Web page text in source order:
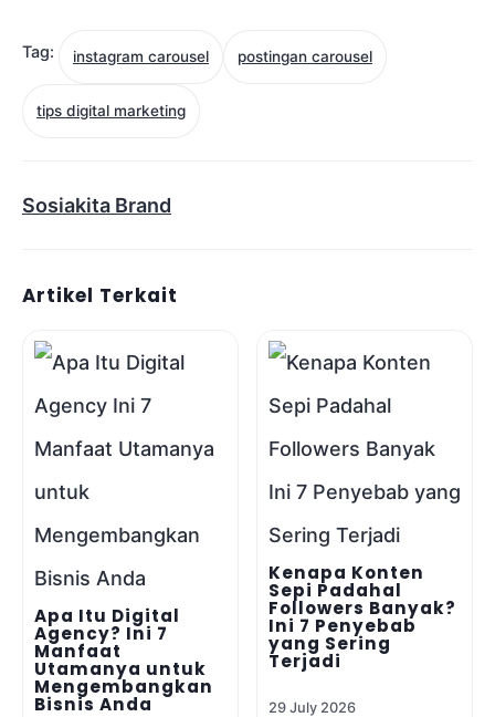
Tag: instagram carousel postingan carousel
tips digital marketing
Sosiakita Brand
Artikel Terkait
Apa Itu Digital
Agency? Ini 7
Manfaat
Utamanya untuk
Mengembangkan
Bisnis Anda
Kenapa Konten
Sepi Padahal
Followers Banyak?
Ini 7 Penyebab
yang Sering
Terjadi
29 July 2026